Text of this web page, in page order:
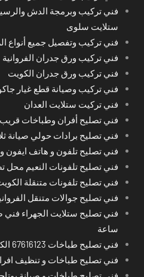
فني تركيب وبرمجة الدش
ستلايت سلوى
فني تركيب وتفصيل جميع أنواع
فني تركيب ورق جدران الفروانية
فني تركيب ورق جدران الكويت
فني تركيب وصيانة قطع غيار
فني تركيت ستلايت العدان
فني تصليح أفران وطباخات
فني تصليح برادات حولي صيانة
فني تصليح تلفون و هاتف ايفون
فني تصليح تلفونات النعيم محل
فني تصليح تلفونات متنقلة
فني تصليح جوالات متنقل
ساعة
فني تصليح طباخات 67616123 الكويت
فني تصليح طباخات و تنظيف